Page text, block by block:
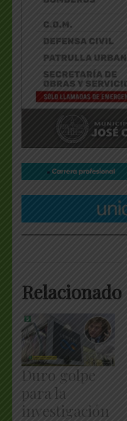
Relacionado
Duro golpe
para la
investigación